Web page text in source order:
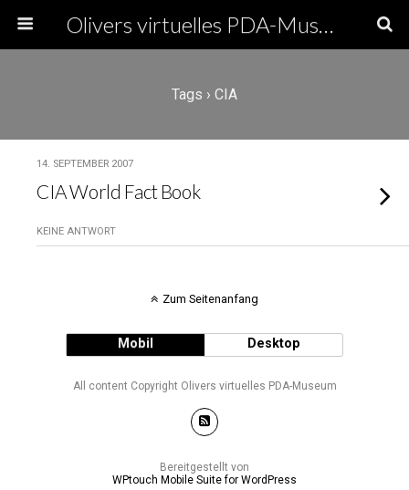
Olivers virtuelles PDA-Museum
Tags › CIA
14. SEPTEMBER 2007
CIA World Fact Book
KEINE ANTWORT
Zum Seitenanfang
Mobil Desktop
All content Copyright Olivers virtuelles PDA-Museum
Bereitgestellt von
WPtouch Mobile Suite for WordPress